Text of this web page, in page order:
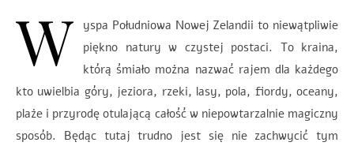
W
yspa Południowa Nowej Zelandii to niewątpliwie
piękno natury w czystej postaci. To kraina,
którą śmiało można nazwać rajem dla każdego
kto uwielbia góry, jeziora, rzeki, lasy, pola, fiordy, oceany,
plaże i przyrodę otulającą całość w niepowtarzalnie magiczny
sposób. Będąc tutaj trudno jest się nie zachwycić tym